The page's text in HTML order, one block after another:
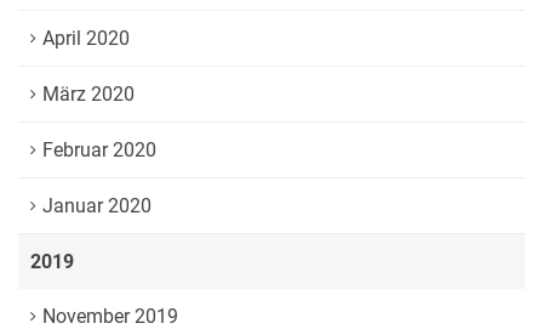
April 2020
März 2020
Februar 2020
Januar 2020
2019
November 2019